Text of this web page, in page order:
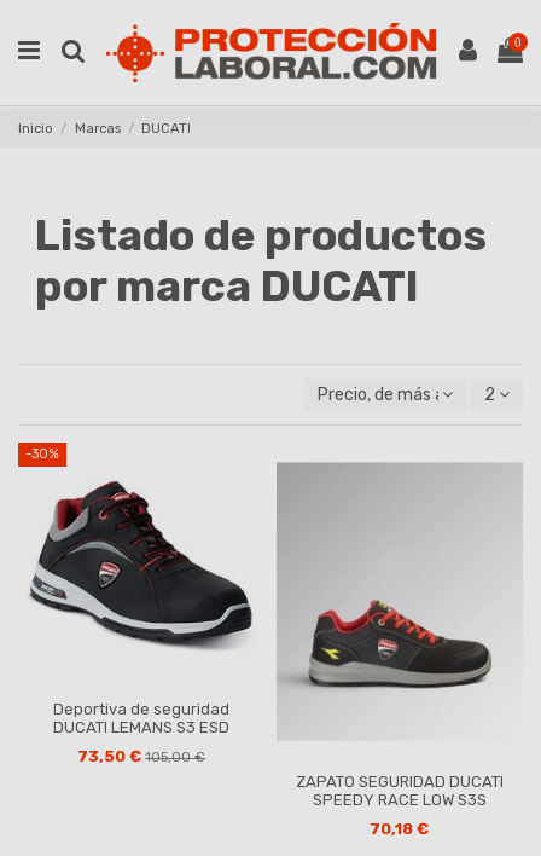
0
Inicio Marcas DUCATI
Listado de productos
por marca DUCATI
Precio, de más alto a más
2
-30%
Deportiva de seguridad
DUCATI LEMANS S3 ESD
73,50 €105,00 €
ZAPATO SEGURIDAD DUCATI
SPEEDY RACE LOW S3S
70,18 €